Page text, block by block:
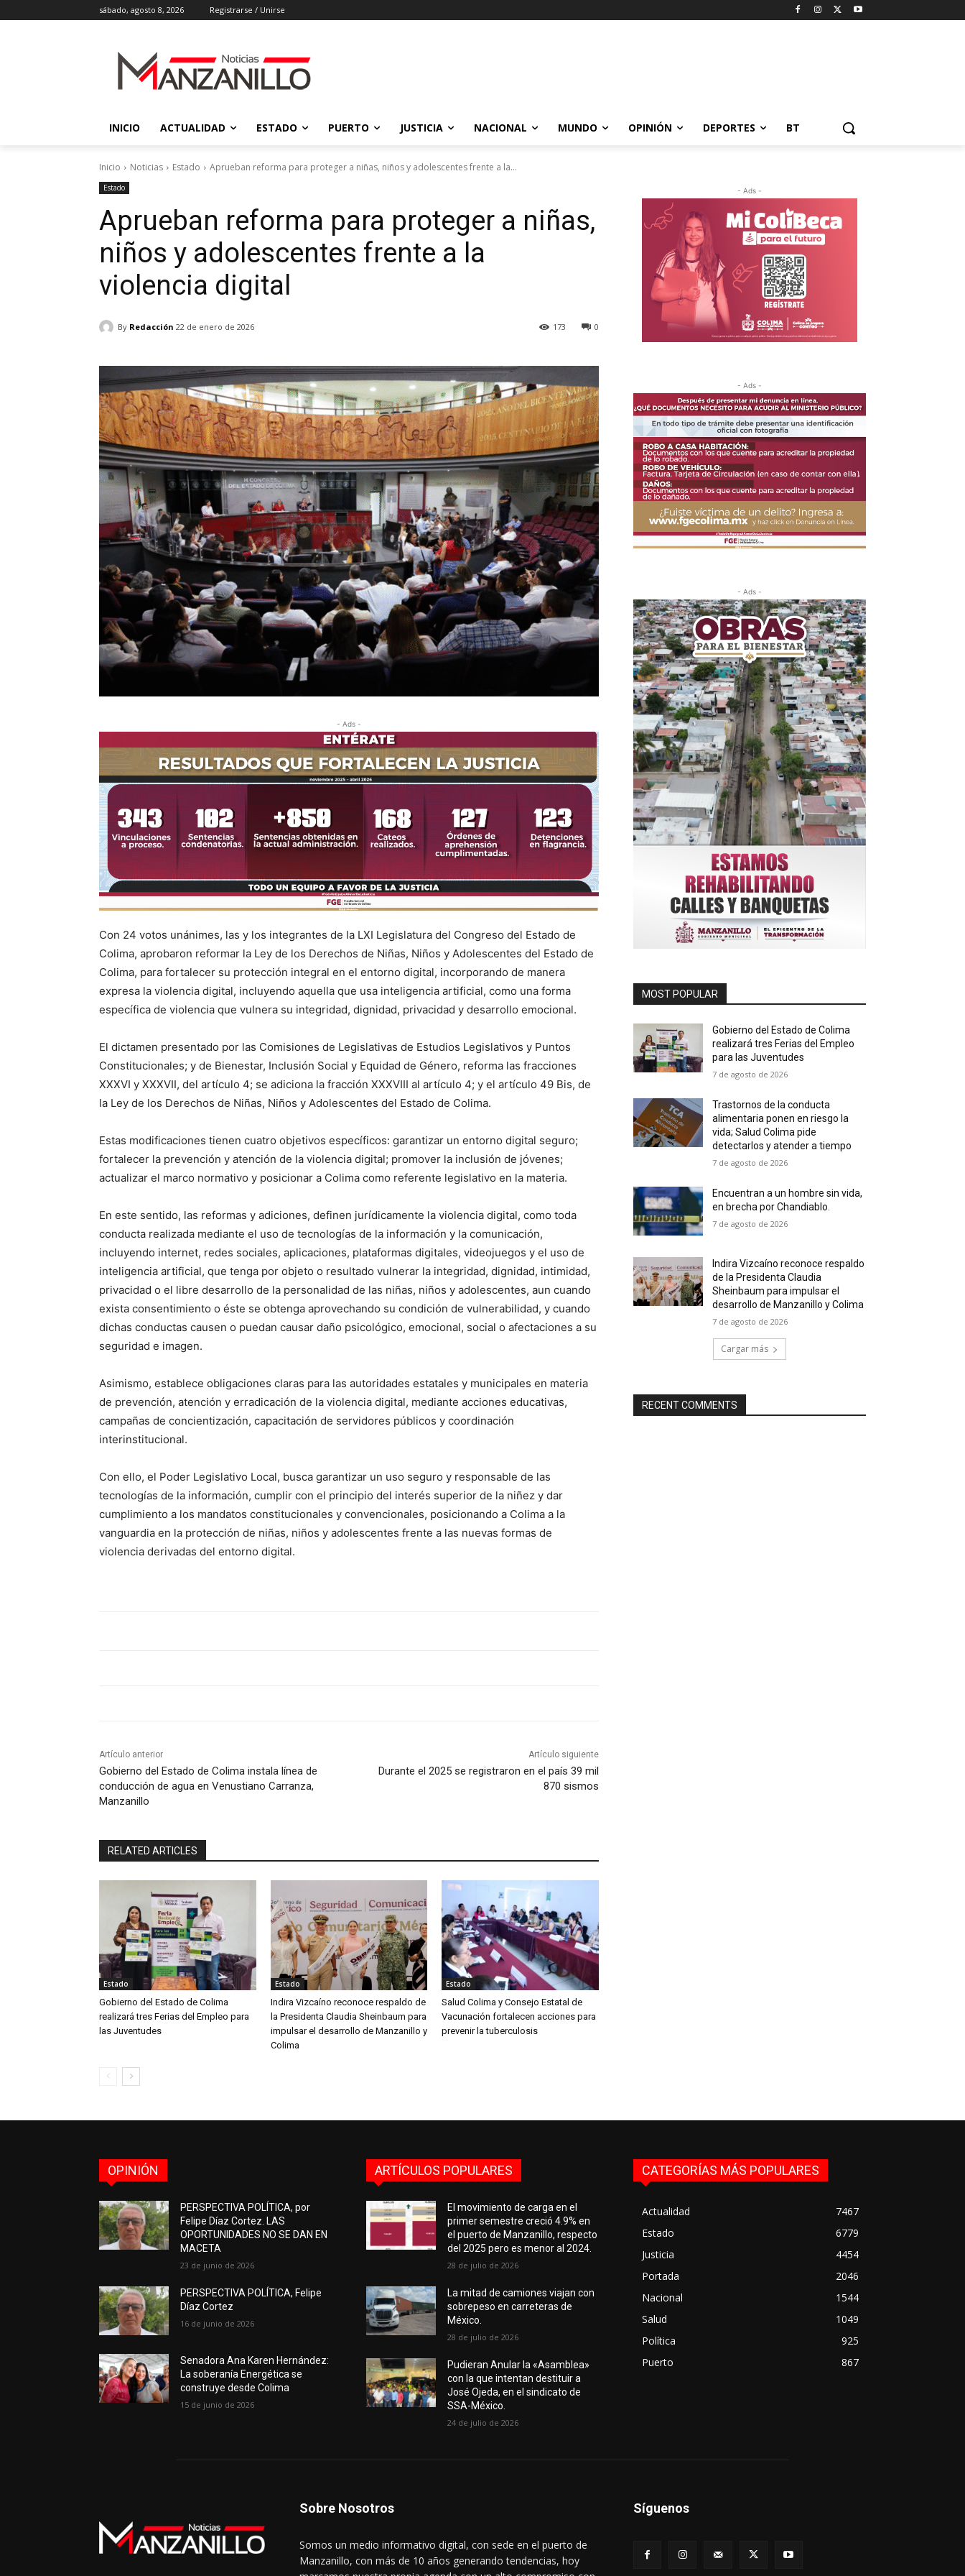
sábado, agosto 8, 2026 Registrarse / Unirse
INICIO ACTUALIDAD ESTADO PUERTO JUSTICIA NACIONAL MUNDO OPINIÓN DEPORTES BT
Inicio Noticias Estado Aprueban reforma para proteger a niñas, niños y adolescentes frente a la...
Estado
Aprueban reforma para proteger a niñas,
niños y adolescentes frente a la
violencia digital
By Redacción 22 de enero de 2026 0
173
- Ads -
Con 24 votos unánimes, las y los integrantes de la LXI Legislatura del Congreso del Estado de
Colima, aprobaron reformar la Ley de los Derechos de Niñas, Niños y Adolescentes del Estado de
Colima, para fortalecer su protección integral en el entorno digital, incorporando de manera
expresa la violencia digital, incluyendo aquella que usa inteligencia artificial, como una forma
específica de violencia que vulnera su integridad, dignidad, privacidad y desarrollo emocional.
El dictamen presentado por las Comisiones de Legislativas de Estudios Legislativos y Puntos
Constitucionales; y de Bienestar, Inclusión Social y Equidad de Género, reforma las fracciones
XXXVI y XXXVII, del artículo 4; se adiciona la fracción XXXVIII al artículo 4; y el artículo 49 Bis, de
la Ley de los Derechos de Niñas, Niños y Adolescentes del Estado de Colima.
Estas modificaciones tienen cuatro objetivos específicos: garantizar un entorno digital seguro;
fortalecer la prevención y atención de la violencia digital; promover la inclusión de jóvenes;
actualizar el marco normativo y posicionar a Colima como referente legislativo en la materia.
En este sentido, las reformas y adiciones, definen jurídicamente la violencia digital, como toda
conducta realizada mediante el uso de tecnologías de la información y la comunicación,
incluyendo internet, redes sociales, aplicaciones, plataformas digitales, videojuegos y el uso de
inteligencia artificial, que tenga por objeto o resultado vulnerar la integridad, dignidad, intimidad,
privacidad o el libre desarrollo de la personalidad de las niñas, niños y adolescentes, aun cuando
exista consentimiento o éste se obtenga aprovechando su condición de vulnerabilidad, y cuando
dichas conductas causen o puedan causar daño psicológico, emocional, social o afectaciones a su
seguridad e imagen.
Asimismo, establece obligaciones claras para las autoridades estatales y municipales en materia
de prevención, atención y erradicación de la violencia digital, mediante acciones educativas,
campañas de concientización, capacitación de servidores públicos y coordinación
interinstitucional.
Con ello, el Poder Legislativo Local, busca garantizar un uso seguro y responsable de las
tecnologías de la información, cumplir con el principio del interés superior de la niñez y dar
cumplimiento a los mandatos constitucionales y convencionales, posicionando a Colima a la
vanguardia en la protección de niñas, niños y adolescentes frente a las nuevas formas de
violencia derivadas del entorno digital.
Artículo anterior
Gobierno del Estado de Colima instala línea de
conducción de agua en Venustiano Carranza,
Manzanillo
Artículo siguiente
Durante el 2025 se registraron en el país 39 mil
870 sismos
RELATED ARTICLES
Estado
Gobierno del Estado de Colima
realizará tres Ferias del Empleo para
las Juventudes
Estado
Indira Vizcaíno reconoce respaldo de
la Presidenta Claudia Sheinbaum para
impulsar el desarrollo de Manzanillo y
Colima
Estado
Salud Colima y Consejo Estatal de
Vacunación fortalecen acciones para
prevenir la tuberculosis
- Ads -
- Ads -
- Ads -
MOST POPULAR
Gobierno del Estado de Colima
realizará tres Ferias del Empleo
para las Juventudes
7 de agosto de 2026
Trastornos de la conducta
alimentaria ponen en riesgo la
vida; Salud Colima pide
detectarlos y atender a tiempo
7 de agosto de 2026
Encuentran a un hombre sin vida,
en brecha por Chandiablo.
7 de agosto de 2026
Indira Vizcaíno reconoce respaldo
de la Presidenta Claudia
Sheinbaum para impulsar el
desarrollo de Manzanillo y Colima
7 de agosto de 2026
Cargar más
RECENT COMMENTS
OPINIÓN
PERSPECTIVA POLÍTICA, por
Felipe Díaz Cortez. LAS
OPORTUNIDADES NO SE DAN EN
MACETA
23 de junio de 2026
PERSPECTIVA POLÍTICA, Felipe
Díaz Cortez
16 de junio de 2026
Senadora Ana Karen Hernández:
La soberanía Energética se
construye desde Colima
15 de junio de 2026
ARTÍCULOS POPULARES
El movimiento de carga en el
primer semestre creció 4.9% en
el puerto de Manzanillo, respecto
del 2025 pero es menor al 2024.
28 de julio de 2026
La mitad de camiones viajan con
sobrepeso en carreteras de
México.
28 de julio de 2026
Pudieran Anular la «Asamblea»
con la que intentan destituir a
José Ojeda, en el sindicato de
SSA-México.
24 de julio de 2026
CATEGORÍAS MÁS POPULARES
Actualidad
7467
Estado
6779
Justicia
4454
Portada
2046
Nacional
1544
Salud
1049
Política
925
Puerto
867
Sobre Nosotros
Somos un medio informativo digital, con sede en el puerto de
Manzanillo, con más de 10 años generando tendencias, hoy
Síguenos